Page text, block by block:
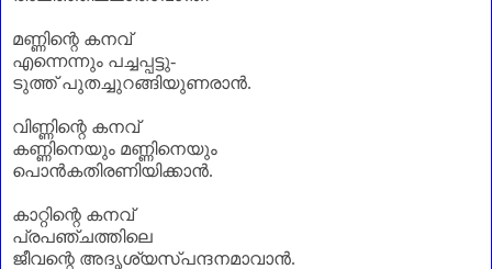
മണ്ണിന്റെ കനവ്
എന്നെന്നും പച്ചപ്പട്ടു-
ടുത്ത് പുതച്ചുറങ്ങിയുണരാൻ.
വിണ്ണിന്റെ കനവ്
കണ്ണിനെയും മണ്ണിനെയും
പൊൻകതിരണിയിക്കാൻ.
കാറ്റിന്റെ കനവ്
പ്രപഞ്ചത്തിലെ
ജീവന്റെ അദൃശ്യസ്പന്ദനമാവാൻ.